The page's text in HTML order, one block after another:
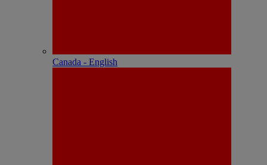
Canada - English